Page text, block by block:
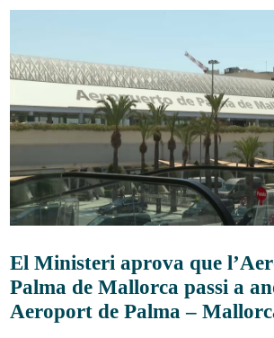
El Ministeri aprova que
Palma de Mallorca passi a
Aeroport de Palma –